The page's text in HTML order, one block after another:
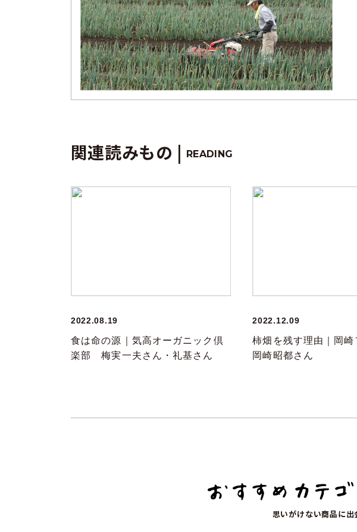
関連読みもの | READING
2022.08.19
食は命の源｜気高オーガニック倶
楽部 梅実一夫さん・礼基さん
2022.12.09
柿畑を残す理由｜岡
岡崎昭都さん
思いがけない商品に出